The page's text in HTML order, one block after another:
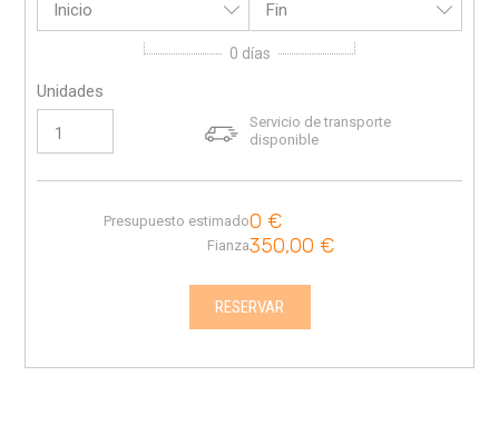
Inicio Fin
0 días
Unidades
Servicio de transporte
disponible
Presupuesto estimado0 €
Fianza350,00 €
RESERVAR